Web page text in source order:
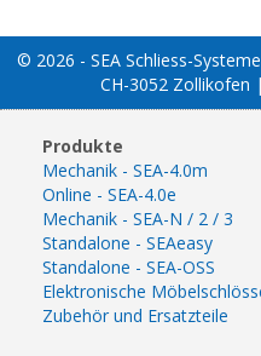
© 2026 - SEA Schliess-
CH-3052 Zollikofen
Produkte
Mechanik - SEA-4.0m
Online - SEA-4.0e
Mechanik - SEA-N / 2 / 3
Standalone - SEAeasy
Standalone - SEA-OSS
Elektronische
Zubehör und Ersatzteile